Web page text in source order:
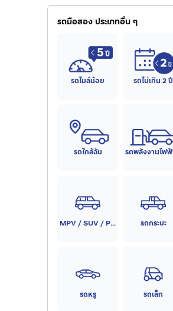
รถมือสอง ประเภทอื่น ๆ
รถไมล์น้อย รถไม่เกิน 2 ปี
รถใกล้ฉัน
MPV / SUV / PPV รถกระบะ
รถหรู รถเล็ก